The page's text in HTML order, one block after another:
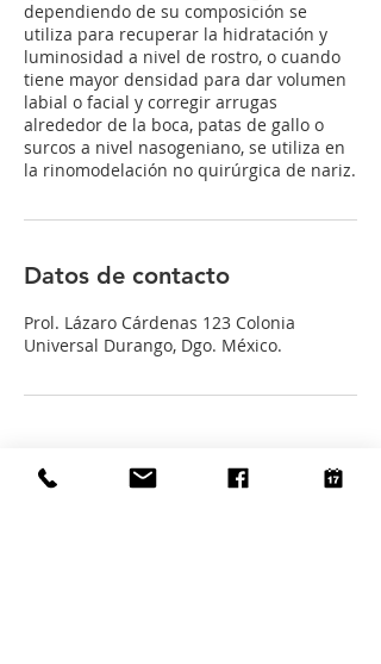
dependiendo de su composición se
utiliza para recuperar la hidratación y
luminosidad a nivel de rostro, o cuando
tiene mayor densidad para dar volumen
labial o facial y corregir arrugas
alrededor de la boca, patas de gallo o
surcos a nivel nasogeniano, se utiliza en
la rinomodelación no quirúrgica de nariz.
Datos de contacto
Prol. Lázaro Cárdenas 123 Colonia
Universal Durango, Dgo. México.
Contáctanos